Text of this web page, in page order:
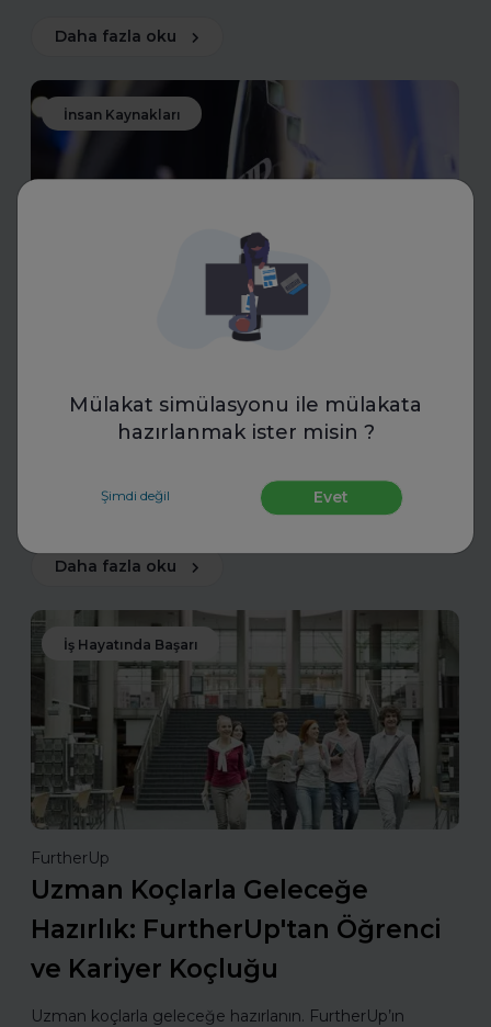
Mülakat simülasyonu ile mülakata
hazırlanmak ister misin ?
Şimdi değil Evet
Daha fazla oku
İnsan Kaynakları
2026
konumunuzu güçlendirin ve değerli başarılarınızı
Daha fazla oku
İş Hayatında Başarı
FurtherUp
Uzman Koçlarla Geleceğe
Hazırlık: FurtherUp'tan Öğrenci
ve Kariyer Koçluğu
Uzman koçlarla geleceğe hazırlanın. FurtherUp’ın